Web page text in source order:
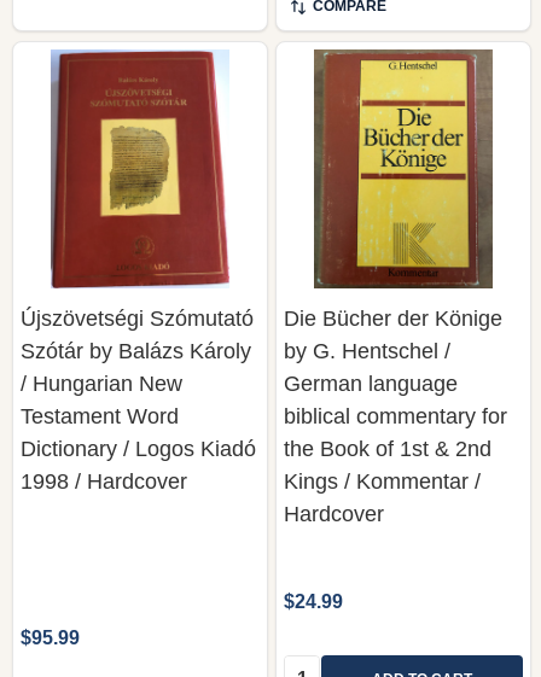
COMPARE
Újszövetségi Szómutató
Szótár by Balázs Károly
/ Hungarian New
Testament Word
Dictionary / Logos Kiadó
1998 / Hardcover
$95.99
Die Bücher der Könige
by G. Hentschel /
German language
biblical commentary for
the Book of 1st & 2nd
Kings / Kommentar /
Hardcover
$24.99
Quantity: